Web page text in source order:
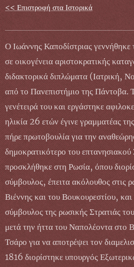
<< Επιστροφή στα Ιστορικά
Ο Ιωάννης Καποδίστριας
σε οικογένεια αριστοκρατικής
διδακτορικά διπλώματα (Ιατρική,
από το Πανεπιστήμιο της Πάντοβα.
γενέτειρά του και εργάστηκε
ηλικία 26 ετών έγινε γραμματέας
πήρε πρωτοβουλία για την
δημοκρατικότερο του
προσκλήθηκε στη Ρωσία, όπου
σύμβουλος, έπειτα ακόλουθος στις
Βιέννης και του Βουκουρεστίου,
σύμβουλος της ρωσικής Στρατιάς
μετά την ήττα του Ναπολέοντα στο
Τσάρο για να αποτρέψει τον
1816 διορίστηκε υπουργός